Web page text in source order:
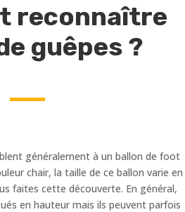
reconnaître
guêpes ?
généralement à un ballon de foot
chair, la taille de ce ballon varie en
faites cette découverte. En général,
en hauteur mais ils peuvent parfois